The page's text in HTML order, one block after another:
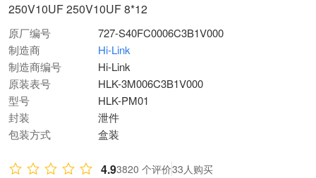
250V10UF 250V10UF 8*12
原厂编号
727-S40FC0006C3B1V000
制造商
Hi-Link
制造商编号
Hi-Link
原装表号
HLK-3M006C3B1V000
型号
HLK-PM01
封装
泄件
包装方式
盒装
4.93820 个评价33人购买